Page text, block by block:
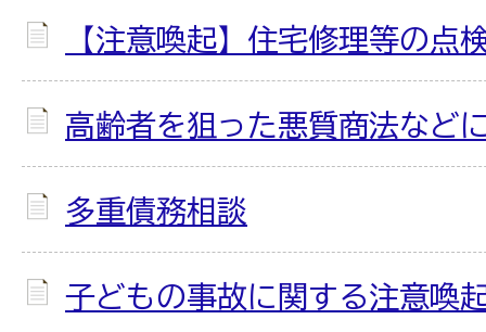
【注意喚起】住宅修理等の点
高齢者を狙った悪質商法など
多重債務相談
子どもの事故に関する注意喚